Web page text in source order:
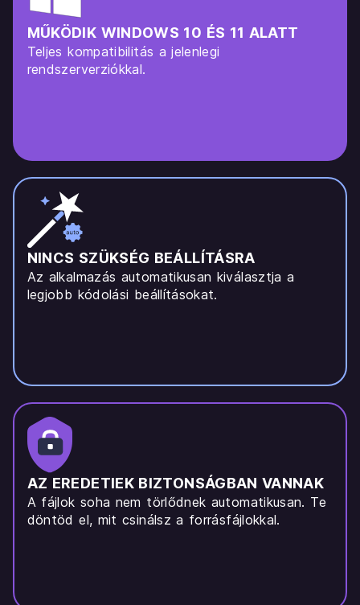
MŰKÖDIK WINDOWS 10 ÉS 11 ALATT
Teljes kompatibilitás a jelenlegi
rendszerverziókkal.
NINCS SZÜKSÉG BEÁLLÍTÁSRA
Az alkalmazás automatikusan kiválasztja a
legjobb kódolási beállításokat.
AZ EREDETIEK BIZTONSÁGBAN VANNAK
A fájlok soha nem törlődnek automatikusan. Te
döntöd el, mit csinálsz a forrásfájlokkal.